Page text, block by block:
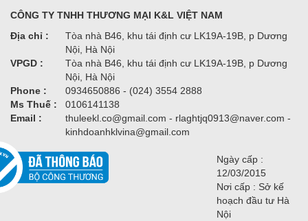
CÔNG TY TNHH THƯƠNG MẠI K&L VIỆT NAM
Địa chỉ :
Tòa nhà B46, khu tái định cư LK19A-19B, p Dương
Nội, Hà Nội
VPGD :
Tòa nhà B46, khu tái định cư LK19A-19B, p Dương
Nội, Hà Nội
Phone :
0934650886 - (024) 3554 2888
Ms Thuế :
0106141138
Email :
thuleekl.co@gmail.com - rlaghtjq0913@naver.com -
kinhdoanhklvina@gmail.com
Ngày cấp :
12/03/2015
Nơi cấp : Sở kế
hoạch đầu tư Hà
Nội